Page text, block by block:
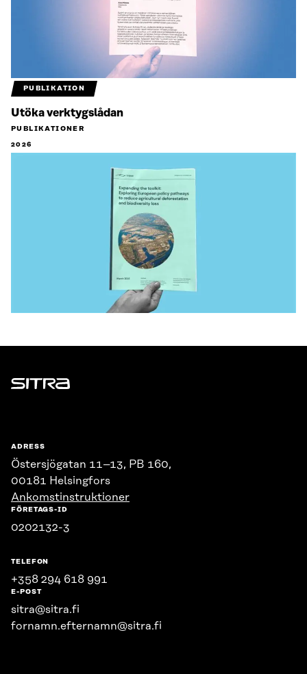
PUBLIKATION
Utöka verktygslådan
PUBLIKATIONER
2026
Sitra
ADRESS
Östersjögatan 11–13, PB 160,
00181 Helsingfors
Ankomstinstruktioner
FÖRETAGS-ID
0202132-3
TELEFON
+358 294 618 991
E-POST
sitra@sitra.fi
fornamn.efternamn@sitra.fi